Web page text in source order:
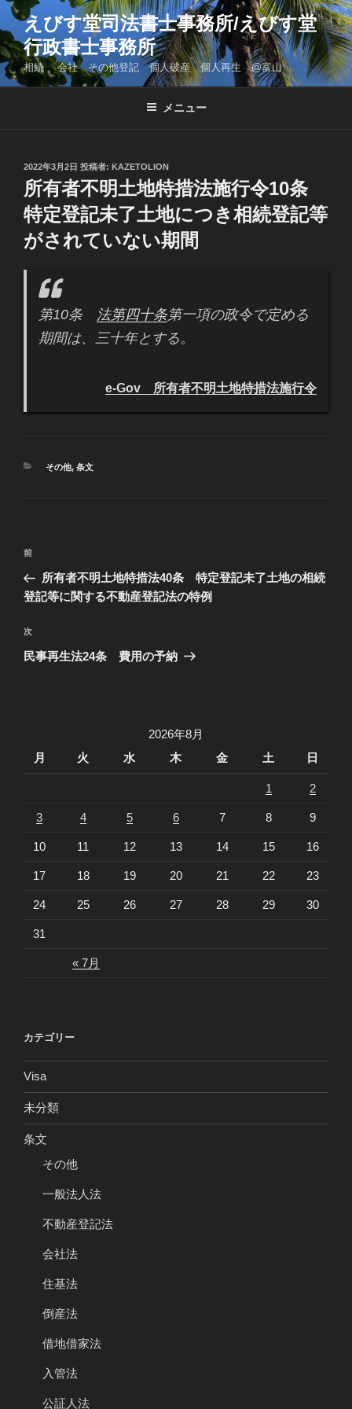
コ
ン
テ
ン
ツ
えびす堂司法書士事務所/えびす堂
行政書士事務所
相続 会社 その他登記 個人破産 個人再生 @富山
メニュー
投
稿
日:
2022年3月2日 投稿者: KAZETOLION
所有者不明土地特措法施行令10条
特定登記未了土地につき相続登記等
がされていない期間
第10条 法第四十条第一項の政令で定める
期間は、三十年とする。
e-Gov 所有者不明土地特措法施行令
カ
その他, 条文
投
ナ
ゲ
ー
過
去
の
稿
前
所有者不明土地特措法40条 特定登記未了土地の相続
登記等に関する不動産登記法の特例
次
の
次
民事再生法24条 費用の予納
2026年8月
月
火 水 木 金 土 日
« 7月
1 2
3 4 5 6 7 8 9
10 11 12 13 14 15 16
17 18 19 20 21 22 23
24 25 26 27 28 29 30
31
カテゴリー
Visa
未分類
条文
その他
一般法人法
不動産登記法
会社法
住基法
倒産法
借地借家法
入管法
公証人法